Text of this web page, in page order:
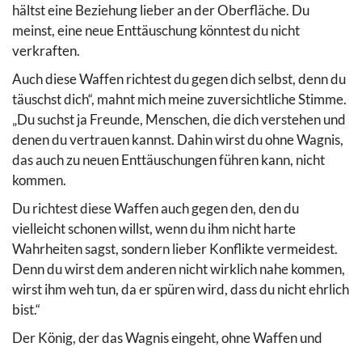
hältst eine Beziehung lieber an der Oberfläche. Du
meinst, eine neue Enttäuschung könntest du nicht
verkraften.
Auch diese Waffen richtest du gegen dich selbst, denn du
täuschst dich“, mahnt mich meine zuversichtliche Stimme.
„Du suchst ja Freunde, Menschen, die dich verstehen und
denen du vertrauen kannst. Dahin wirst du ohne Wagnis,
das auch zu neuen Enttäuschungen führen kann, nicht
kommen.
Du richtest diese Waffen auch gegen den, den du
vielleicht schonen willst, wenn du ihm nicht harte
Wahrheiten sagst, sondern lieber Konflikte vermeidest.
Denn du wirst dem anderen nicht wirklich nahe kommen,
wirst ihm weh tun, da er spüren wird, dass du nicht ehrlich
bist.“
Der König, der das Wagnis eingeht, ohne Waffen und